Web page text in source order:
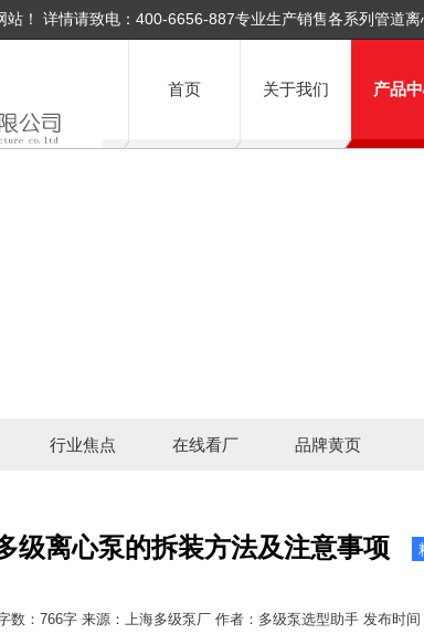
站！ 详情请致电： 400-6656-887专业生产销售各系列管道离
首页 关于我们 产品
行业焦点 在线看厂 品牌黄页
级离心泵的拆装方法及注意事项
数：766字 来源：上海多级泵厂 作者：多级泵选型助手 发布时间